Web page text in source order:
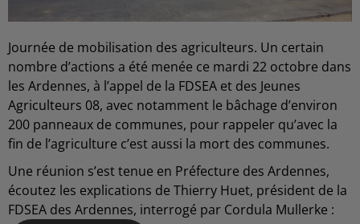
Journée de mobilisation des agriculteurs. Un certain
nombre d’actions a été menée ce mardi 22 octobre dans
les Ardennes, à l’appel de la FDSEA et des Jeunes
Agriculteurs 08, avec notamment le bâchage d’environ
200 panneaux de communes, pour rappeler qu’avec la
fin de l’agriculture c’est aussi la mort des communes.
Une réunion s’est tenue en Préfecture des Ardennes,
écoutez les explications de Thierry Huet, président de la
FDSEA des Ardennes, interrogé par Cordula Mullerke :